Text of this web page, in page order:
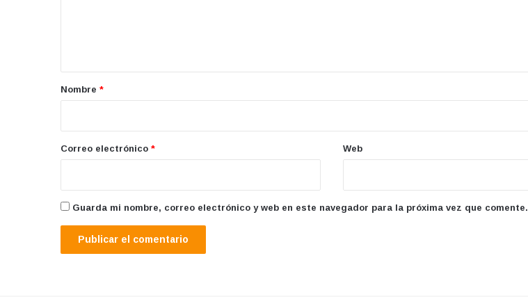
r
*
Nombre *
Correo electrónico * Web
Guarda mi nombre, correo electrónico y web en este navegador para la próxima vez que comente.